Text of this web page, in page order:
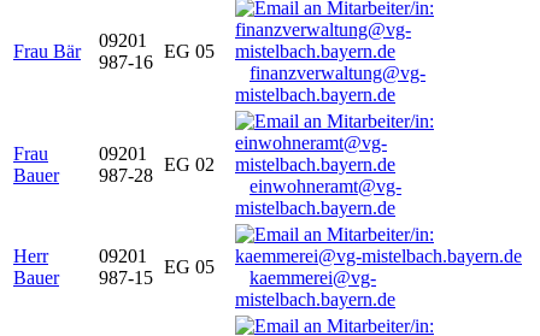
Frau Bär
09201
987-16
EG 05
finanzverwaltung@vg-
mistelbach.bayern.de
Frau
Bauer
09201
987-28
EG 02
einwohneramt@vg-
mistelbach.bayern.de
Herr
Bauer
09201
987-15
EG 05
kaemmerei@vg-
mistelbach.bayern.de